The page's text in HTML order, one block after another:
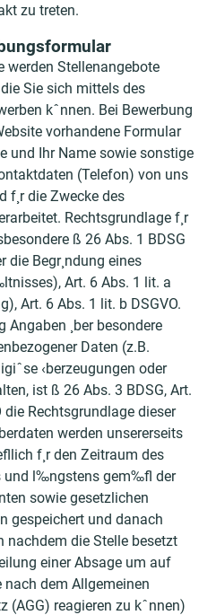
zu treten.
werden Stellenangebote
Sie sich mittels des
kˆnnen. Bei Bewerbung
vorhandene Formular
und Ihr Name sowie sonstige
(Telefon) von uns
f¸r die Zwecke des
Rechtsgrundlage f¸r
ß 26 Abs. 1 BDSG
die Begr¸ndung eines
Art. 6 Abs. 1 lit. a
Art. 6 Abs. 1 lit. b DSGVO.
Angaben ¸ber besondere
Daten (z.B.
‹berzeugungen oder
ist ß 26 Abs. 3 BDSG, Art.
die Rechtsgrundlage dieser
werden unsererseits
f¸r den Zeitraum des
und l‰ngstens gem‰ﬂ der
sowie gesetzlichen
gespeichert und danach
die Stelle besetzt
einer Absage um auf
nach dem Allgemeinen
(AGG) reagieren zu kˆnnen)